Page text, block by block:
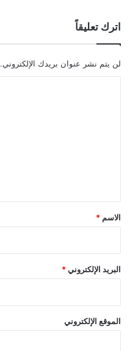
اترك تعليقاً
لن يتم نشر عنوان بريدك الإلكتروني.
*
الاسم *
البريد الإلكتروني *
الموقع الإلكتروني